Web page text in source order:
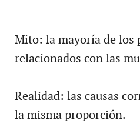
Mito: la mayoría de los
relacionados con las
Realidad: las causas
la misma proporción.